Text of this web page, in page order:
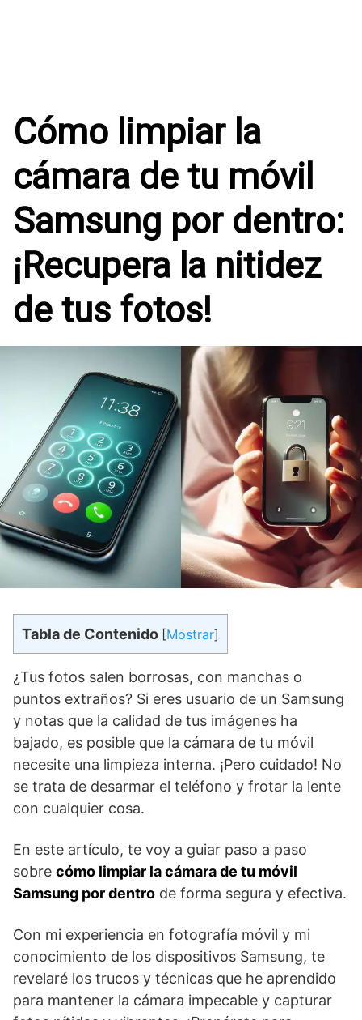
Cómo limpiar la
cámara de tu móvil
Samsung por dentro:
¡Recupera la nitidez
de tus fotos!
Tabla de Contenido [Mostrar]
¿Tus fotos salen borrosas, con manchas o
puntos extraños? Si eres usuario de un Samsung
y notas que la calidad de tus imágenes ha
bajado, es posible que la cámara de tu móvil
necesite una limpieza interna. ¡Pero cuidado! No
se trata de desarmar el teléfono y frotar la lente
con cualquier cosa.
En este artículo, te voy a guiar paso a paso
sobre cómo limpiar la cámara de tu móvil
Samsung por dentro de forma segura y efectiva.
Con mi experiencia en fotografía móvil y mi
conocimiento de los dispositivos Samsung, te
revelaré los trucos y técnicas que he aprendido
para mantener la cámara impecable y capturar